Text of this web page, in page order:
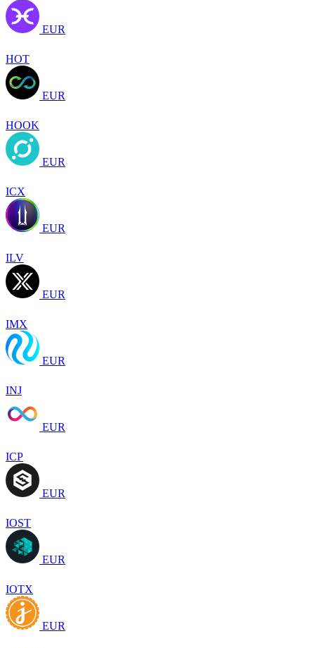
EUR
HOT
EUR
HOOK
EUR
ICX
EUR
ILV
EUR
IMX
EUR
INJ
EUR
ICP
EUR
IOST
EUR
IOTX
EUR